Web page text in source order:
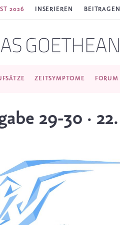
2026 INSERIEREN BEITRAGEN
ZEITSYMPTOME FORUM
29-30 ·